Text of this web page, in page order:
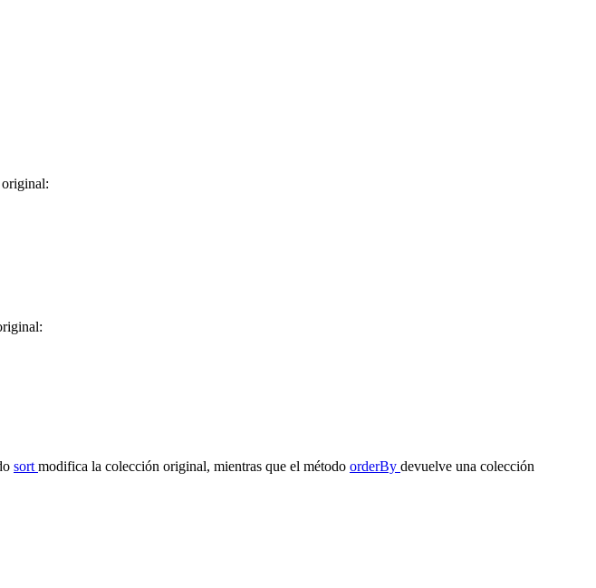
original:
sort modifica la colección original, mientras que el método orderBy devuelve una colección